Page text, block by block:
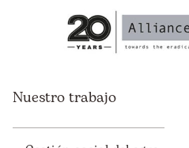
Nuestro trabajo